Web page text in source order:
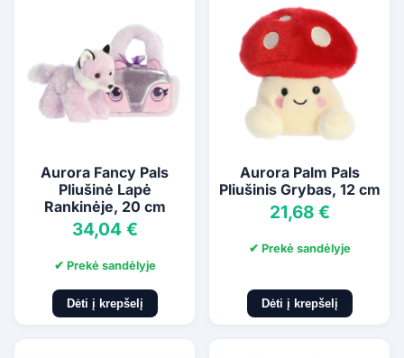
Aurora Fancy Pals
Pliušinė Lapė
Rankinėje, 20 cm
34,04 €
✔ Prekė sandėlyje
Dėti į krepšelį
Aurora Palm Pals
Pliušinis Grybas, 12 cm
21,68 €
✔ Prekė sandėlyje
Dėti į krepšelį